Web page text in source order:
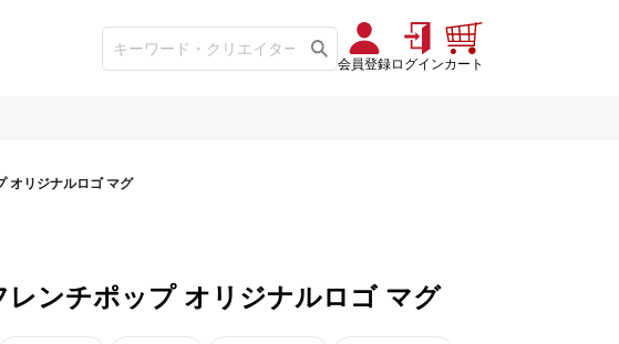
会員登録ログインカート
オリジナルロゴ マグ
レンチポップ オリジナルロゴ マグ